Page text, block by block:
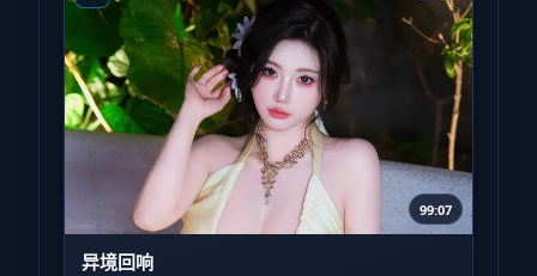
99:07
异境回响